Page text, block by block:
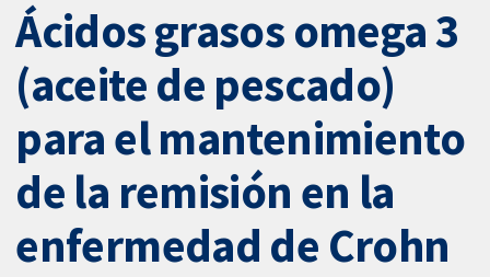
Ácidos grasos omega 3
(aceite de pescado)
para el mantenimiento
de la remisión en la
enfermedad de Crohn